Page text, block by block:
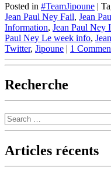
Posted in #TeamJipoune |
Jean Paul Ney Fail, Jean
Information, Jean Paul Ney
Paul Ney Le week info,
Twitter, Jipoune | 1
Recherche
Search
Articles récents